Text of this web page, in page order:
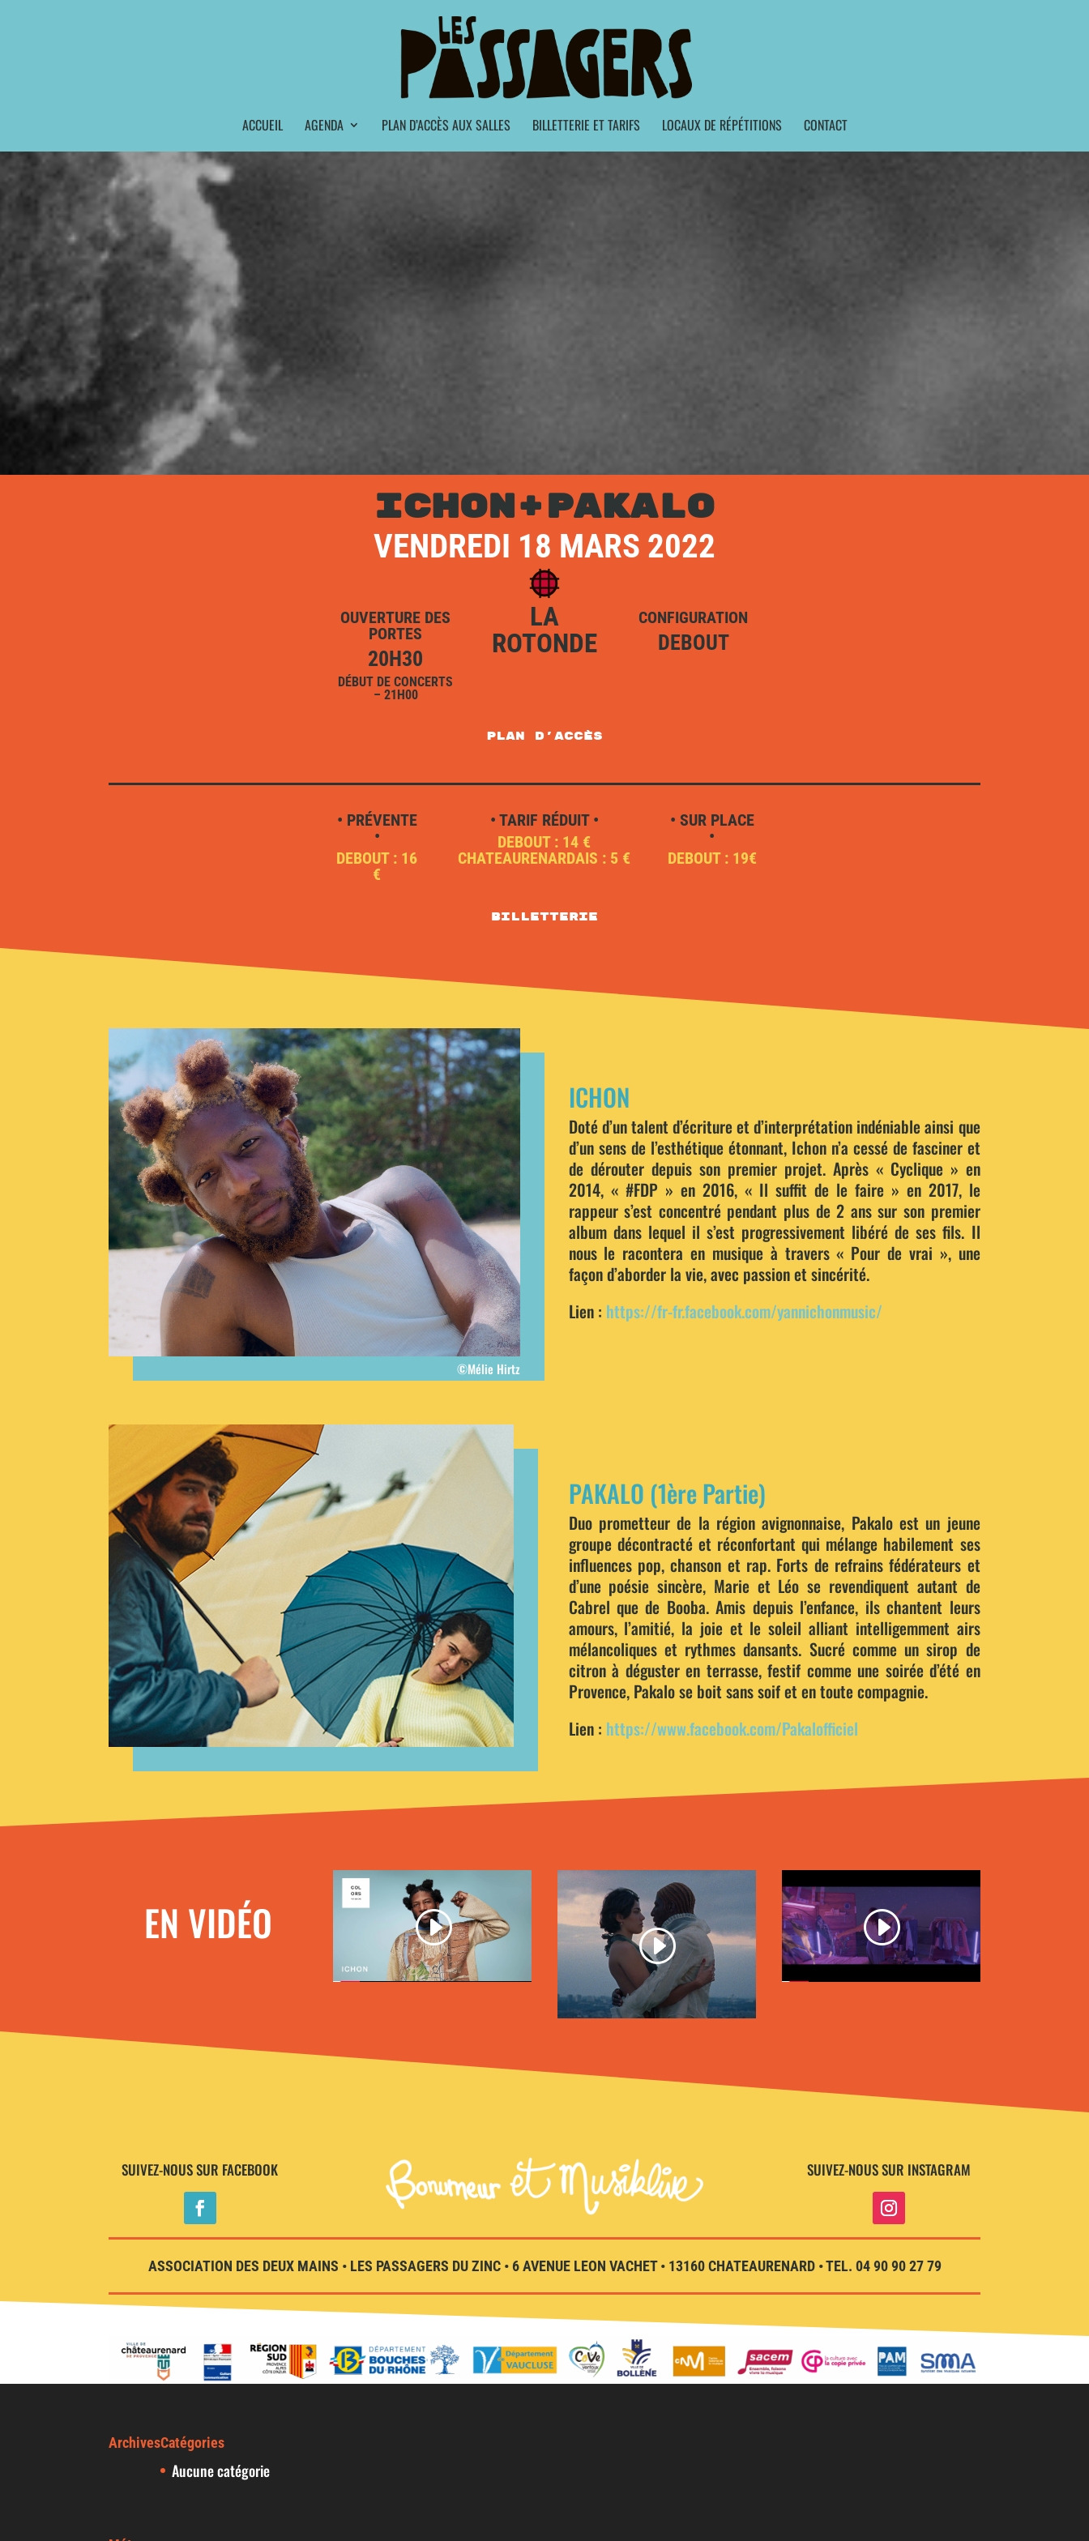
ACCUEIL AGENDA PLAN D’ACCÈS AUX SALLES BILLETTERIE ET TARIFS LOCAUX DE RÉPÉTITIONS CONTACT
ICHON+PAKALO
VENDREDI 18 MARS 2022
OUVERTURE DES
PORTES
20H30
DÉBUT DE CONCERTS
– 21H00
LA
ROTONDE
CONFIGURATION
DEBOUT
plan d'accès
• PRÉVENTE
•
DEBOUT : 16
€
• TARIF RÉDUIT •
DEBOUT : 14 €
CHATEAURENARDAIS : 5 €
• SUR PLACE
•
DEBOUT : 19€
Billetterie
©Mélie Hirtz
ICHON
Doté d’un talent d’écriture et d’interprétation indéniable ainsi que
d’un sens de l’esthétique étonnant, Ichon n’a cessé de fasciner et
de dérouter depuis son premier projet. Après « Cyclique » en
2014, « #FDP » en 2016, « Il suffit de le faire » en 2017, le
rappeur s’est concentré pendant plus de 2 ans sur son premier
album dans lequel il s’est progressivement libéré de ses fils. Il
nous le racontera en musique à travers « Pour de vrai », une
façon d’aborder la vie, avec passion et sincérité.
Lien : https://fr-fr.facebook.com/yannichonmusic/
PAKALO (1ère Partie)
Duo prometteur de la région avignonnaise, Pakalo est un jeune
groupe décontracté et réconfortant qui mélange habilement ses
influences pop, chanson et rap. Forts de refrains fédérateurs et
d’une poésie sincère, Marie et Léo se revendiquent autant de
Cabrel que de Booba. Amis depuis l’enfance, ils chantent leurs
amours, l’amitié, la joie et le soleil alliant intelligemment airs
mélancoliques et rythmes dansants. Sucré comme un sirop de
citron à déguster en terrasse, festif comme une soirée d’été en
Provence, Pakalo se boit sans soif et en toute compagnie.
Lien : https://www.facebook.com/Pakalofficiel
EN VIDÉO
SUIVEZ-NOUS SUR FACEBOOK SUIVEZ-NOUS SUR INSTAGRAM
ASSOCIATION DES DEUX MAINS • LES PASSAGERS DU ZINC • 6 AVENUE LEON VACHET • 13160 CHATEAURENARD • TEL. 04 90 90 27 79
ArchivesCatégories
Aucune catégorie